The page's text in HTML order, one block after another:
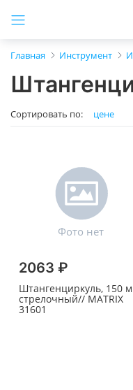
Главная Инструмент
Сортировать по: цене
2063 ₽
Штангенциркуль, 150
стрелочный// MATRIX
31601